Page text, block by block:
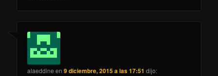
alaeddine en9 diciembre, 2015 a las 17:51 dijo: